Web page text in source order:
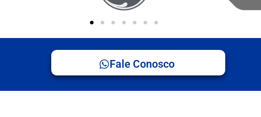
Fale Conosco